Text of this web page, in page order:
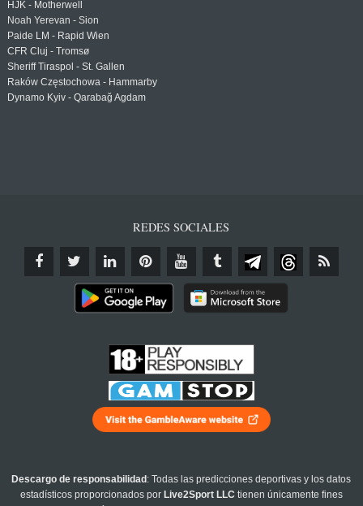
HJK - Motherwell
Noah Yerevan - Sion
Paide LM - Rapid Wien
CFR Cluj - Tromsø
Sheriff Tiraspol - St. Gallen
Raków Częstochowa - Hammarby
Dynamo Kyiv - Qarabağ Agdam
REDES SOCIALES
Descargo de responsabilidad : Todas las predicciones deportivas y los datos
estadísticos proporcionados por Live2Sport LLC tienen únicamente fines